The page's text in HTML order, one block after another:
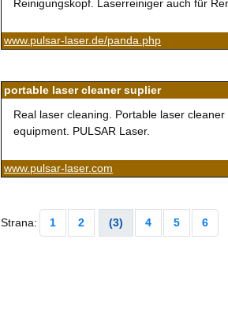
Reinigungskopf. Laserreiniger auch für
www.pulsar-laser.de/panda.php
portable laser cleaner suplier
Real laser cleaning. Portable laser
equipment. PULSAR Laser.
www.pulsar-laser.com
Strana: 1 2 (3) 4 5 6